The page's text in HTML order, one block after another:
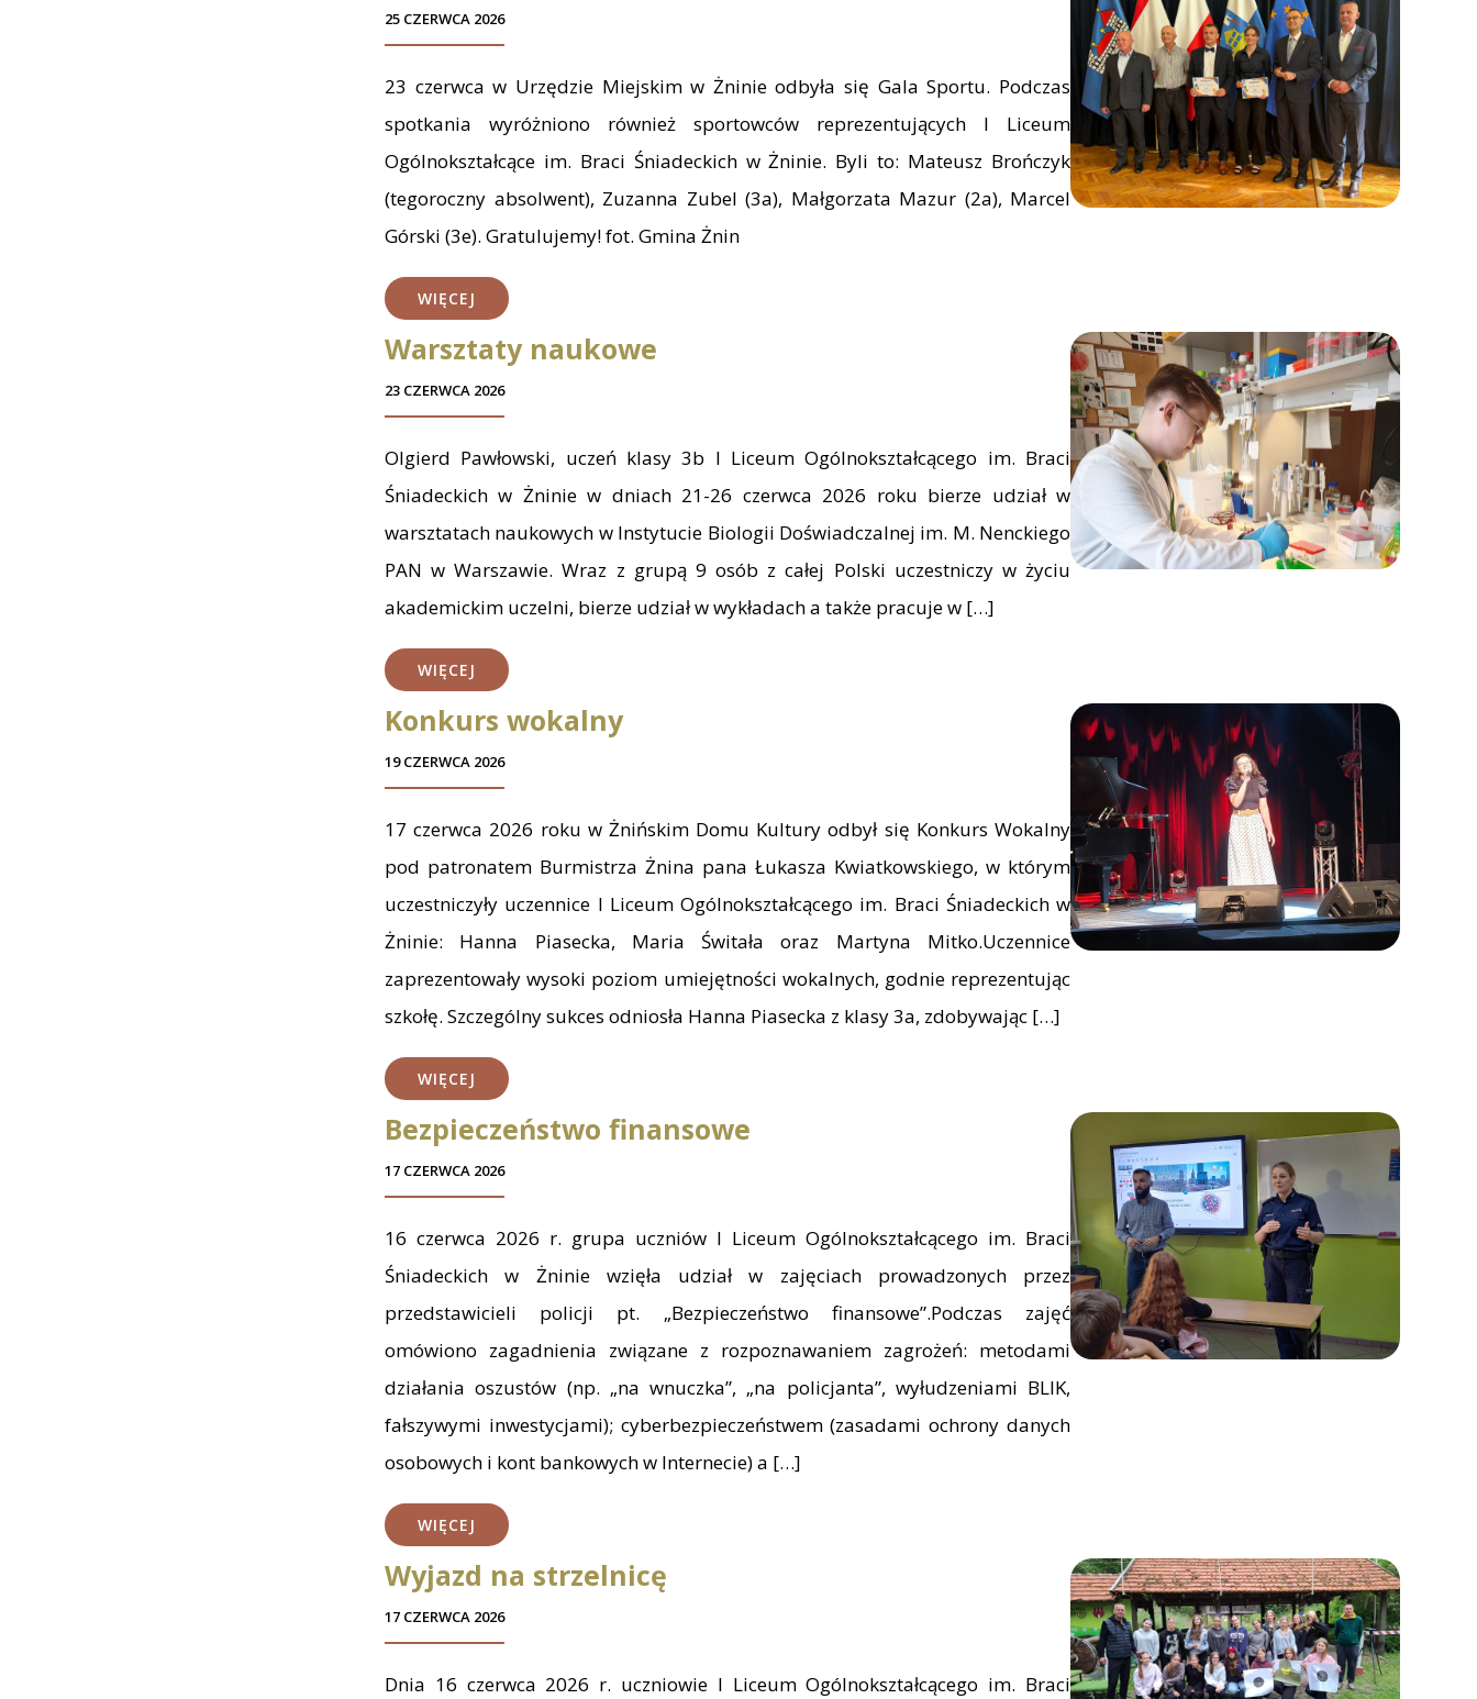
25 CZERWCA 2026
23 czerwca w Urzędzie Miejskim w Żninie odbyła się Gala Sportu. Podczas
spotkania wyróżniono również sportowców reprezentujących I Liceum
Ogólnokształcące im. Braci Śniadeckich w Żninie. Byli to: Mateusz Brończyk
(tegoroczny absolwent), Zuzanna Zubel (3a), Małgorzata Mazur (2a), Marcel
Górski (3e). Gratulujemy! fot. Gmina Żnin
WIĘCEJ
Warsztaty naukowe
23 CZERWCA 2026
Olgierd Pawłowski, uczeń klasy 3b I Liceum Ogólnokształcącego im. Braci
Śniadeckich w Żninie w dniach 21-26 czerwca 2026 roku bierze udział w
warsztatach naukowych w Instytucie Biologii Doświadczalnej im. M. Nenckiego
PAN w Warszawie. Wraz z grupą 9 osób z całej Polski uczestniczy w życiu
akademickim uczelni, bierze udział w wykładach a także pracuje w […]
WIĘCEJ
Konkurs wokalny
19 CZERWCA 2026
17 czerwca 2026 roku w Żnińskim Domu Kultury odbył się Konkurs Wokalny
pod patronatem Burmistrza Żnina pana Łukasza Kwiatkowskiego, w którym
uczestniczyły uczennice I Liceum Ogólnokształcącego im. Braci Śniadeckich w
Żninie: Hanna Piasecka, Maria Świtała oraz Martyna Mitko.Uczennice
zaprezentowały wysoki poziom umiejętności wokalnych, godnie reprezentując
szkołę. Szczególny sukces odniosła Hanna Piasecka z klasy 3a, zdobywając […]
WIĘCEJ
Bezpieczeństwo finansowe
17 CZERWCA 2026
16 czerwca 2026 r. grupa uczniów I Liceum Ogólnokształcącego im. Braci
Śniadeckich w Żninie wzięła udział w zajęciach prowadzonych przez
przedstawicieli policji pt. „Bezpieczeństwo finansowe”.Podczas zajęć
omówiono zagadnienia związane z rozpoznawaniem zagrożeń: metodami
działania oszustów (np. „na wnuczka”, „na policjanta”, wyłudzeniami BLIK,
fałszywymi inwestycjami); cyberbezpieczeństwem (zasadami ochrony danych
osobowych i kont bankowych w Internecie) a […]
WIĘCEJ
Wyjazd na strzelnicę
17 CZERWCA 2026
Dnia 16 czerwca 2026 r. uczniowie I Liceum Ogólnokształcącego im. Braci